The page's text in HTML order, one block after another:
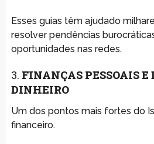
Esses guias têm ajudado
resolver pendências
oportunidades nas redes.
3. FINANÇAS PESSOAIS E
DINHEIRO
Um dos pontos mais fortes do
financeiro.